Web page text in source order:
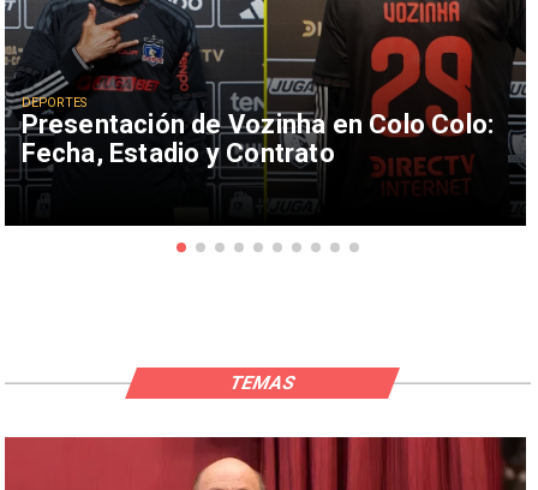
Presentación de Vozinha en Colo Colo:
Fecha, Estadio y Contrato
DEPORTES
TEMAS